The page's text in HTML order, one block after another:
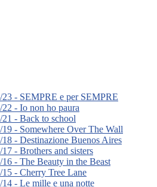
23 - SEMPRE e per SEMPRE
22 - Io non ho paura
21 - Back to school
19 - Somewhere Over The Wall
18 - Destinazione Buenos Aires
17 - Brothers and sisters
16 - The Beauty in the Beast
15 - Cherry Tree Lane
14 - Le mille e una notte